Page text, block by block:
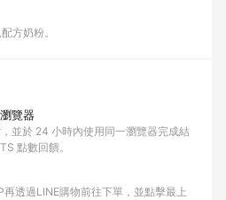
方奶粉。
覽器
並於 24 小時內使用同一瀏覽器完成結
點數回饋。
透過LINE購物前往下單，並點擊最上